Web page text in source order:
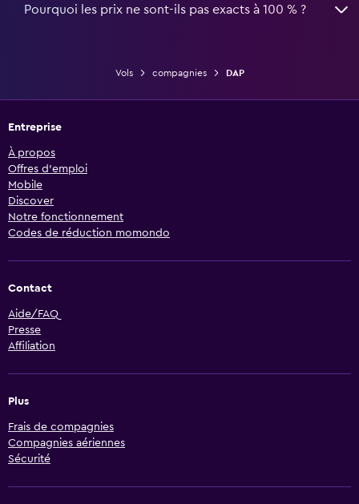
Pourquoi les prix ne sont-ils pas exacts à 100 % ?
Vols compagnies DAP
Entreprise
À propos
Offres d’emploi
Mobile
Discover
Notre fonctionnement
Codes de réduction momondo
Contact
Aide/FAQ
Presse
Affiliation
Plus
Frais de compagnies
Compagnies aériennes
Sécurité